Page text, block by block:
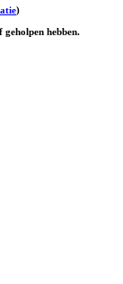
)
hebben.